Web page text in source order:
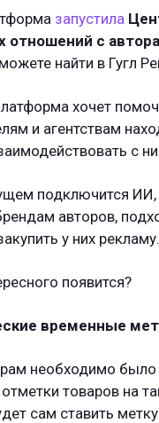
запустила
отношений с
найти в Гугл
хочет
и агентствам
с
подключится
авторов,
у них рекламу.
появится?
временные
необходимо было
товаров на
сам ставить